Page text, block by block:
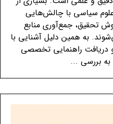
علوم سیاسی با چالش‌هایی
تحقیق، جمع‌آوری منابع
به همین دلیل آشنایی با
و دریافت راهنمایی تخصصی
به بررسی ...